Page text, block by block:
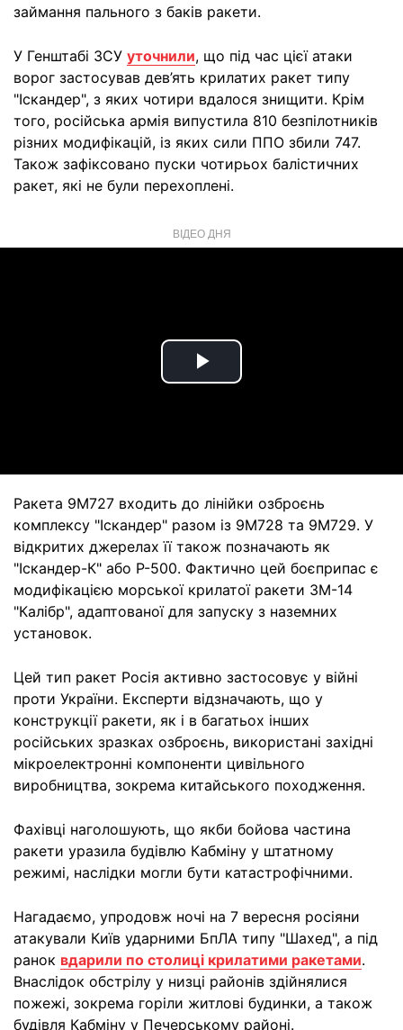
займання пального з баків ракети.
У Генштабі ЗСУ уточнили, що під час цієї атаки
ворог застосував дев’ять крилатих ракет типу
"Іскандер", з яких чотири вдалося знищити. Крім
того, російська армія випустила 810 безпілотників
різних модифікацій, із яких сили ППО збили 747.
Також зафіксовано пуски чотирьох балістичних
ракет, які не були перехоплені.
ВІДЕО ДНЯ
Play
Ракета 9М727 входить до лінійки озброєнь
комплексу "Іскандер" разом із 9М728 та 9М729. У
відкритих джерелах її також позначають як
"Іскандер-К" або Р-500. Фактично цей боєприпас є
модифікацією морської крилатої ракети 3М-14
"Калібр", адаптованої для запуску з наземних
установок.
Цей тип ракет Росія активно застосовує у війні
проти України. Експерти відзначають, що у
конструкції ракети, як і в багатьох інших
російських зразках озброєнь, використані західні
мікроелектронні компоненти цивільного
виробництва, зокрема китайського походження.
Фахівці наголошують, що якби бойова частина
ракети уразила будівлю Кабміну у штатному
режимі, наслідки могли бути катастрофічними.
Нагадаємо, упродовж ночі на 7 вересня росіяни
атакували Київ ударними БпЛА типу "Шахед", а під
ранок вдарили по столиці крилатими ракетами.
Внаслідок обстрілу у низці районів здійнялися
пожежі, зокрема горіли житлові будинки, а також
будівля Кабміну у Печерському районі.